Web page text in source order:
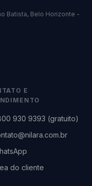
Batista, Belo Horizonte -
E
930 9393 (gratuito)
do cliente